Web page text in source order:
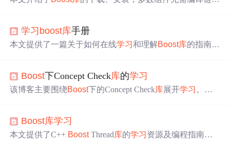
使用编译库的情况。此外，
还提及了独立组件progress_display。
学习 boost库手册
本文提供了一篇关于如何在线学习和理解Boost库的指南，
Boost下Concept Check库的学习
该博客主要围绕Boost下的Concept Check库展开学习 。虽
Boost库学习
本文提供了C++ BoostThread库的学习 资源及编程指南，